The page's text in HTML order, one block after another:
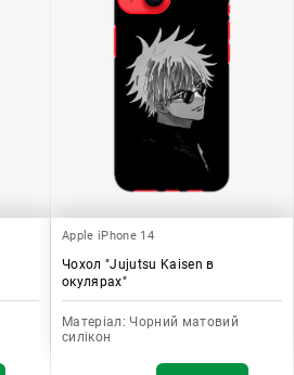
Apple iPhone 14
Чохол "Jujutsu Kaisen в
окулярах"
Матеріал: Чорний матовий
силікон